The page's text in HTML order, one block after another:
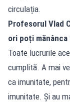
circulația.
Profesorul Vlad
ori poți
Toate lucrurile
cumplită. A mai
ca imunitate,
imunitate. Și au